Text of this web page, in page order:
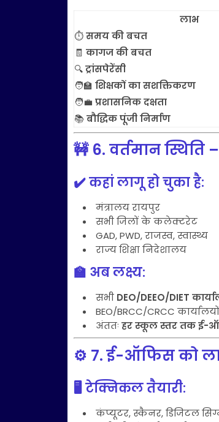
लाभ
⏱️समय की बचत
🧾 कागज की बचत
🔍ट्रांसपेरेंसी
🧑‍🏫 शिक्षकों का सशक्तिकरण
🧑‍💼 प्रशासनिक दक्षता
📚बौद्धिक पूंजी निर्माण
🚧 6. वर्तमान
✔️ कहां लागू हो चुका है:
मंत्रालय रायपुर
सभी जिलों के कलेक्टरेट
GAD, PWD, राजस्व, स्वास्थ्य
राज्य शिक्षा निदेशालय
🏫 अब लक्ष्य:
सभी DEO/DEEO/DIET
BEO/BRCC/CRCC
अंततः हर स्कूल स्तर तक ई-
⚙️ 7. ई-ऑफिस को
🖥️ टेक्निकल तैयारी:
कंप्यूटर, स्कैनर, डिजिटल